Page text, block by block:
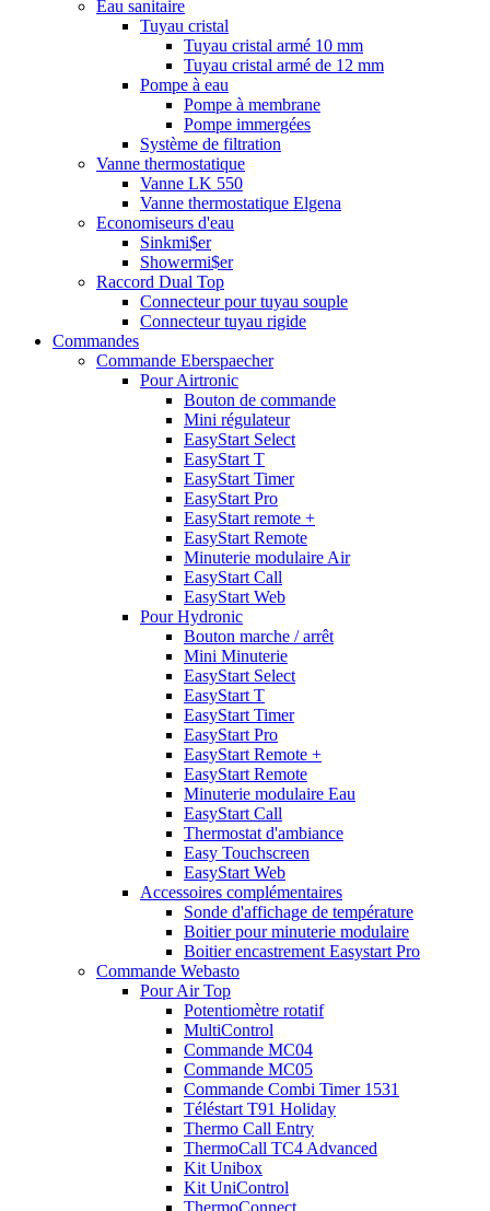
Eau sanitaire
Tuyau cristal
Tuyau cristal armé 10 mm
Tuyau cristal armé de 12 mm
Pompe à eau
Pompe à membrane
Pompe immergées
Système de filtration
Vanne thermostatique
Vanne LK 550
Vanne thermostatique Elgena
Economiseurs d'eau
Sinkmi$er
Showermi$er
Raccord Dual Top
Connecteur pour tuyau souple
Connecteur tuyau rigide
Commandes
Commande Eberspaecher
Pour Airtronic
Bouton de commande
Mini régulateur
EasyStart Select
EasyStart T
EasyStart Timer
EasyStart Pro
EasyStart remote +
EasyStart Remote
Minuterie modulaire Air
EasyStart Call
EasyStart Web
Pour Hydronic
Bouton marche / arrêt
Mini Minuterie
EasyStart Select
EasyStart T
EasyStart Timer
EasyStart Pro
EasyStart Remote +
EasyStart Remote
Minuterie modulaire Eau
EasyStart Call
Thermostat d'ambiance
Easy Touchscreen
EasyStart Web
Accessoires complémentaires
Sonde d'affichage de température
Boitier pour minuterie modulaire
Boitier encastrement Easystart Pro
Commande Webasto
Pour Air Top
Potentiomètre rotatif
MultiControl
Commande MC04
Commande MC05
Commande Combi Timer 1531
Téléstart T91 Holiday
Thermo Call Entry
ThermoCall TC4 Advanced
Kit Unibox
Kit UniControl
ThermoConnect